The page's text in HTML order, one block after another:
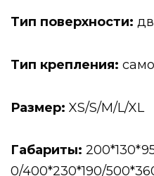
Тип поверхности:
Тип крепления:
Размер: XS/S/M/L/XL
Габариты:
0/400*230*190/